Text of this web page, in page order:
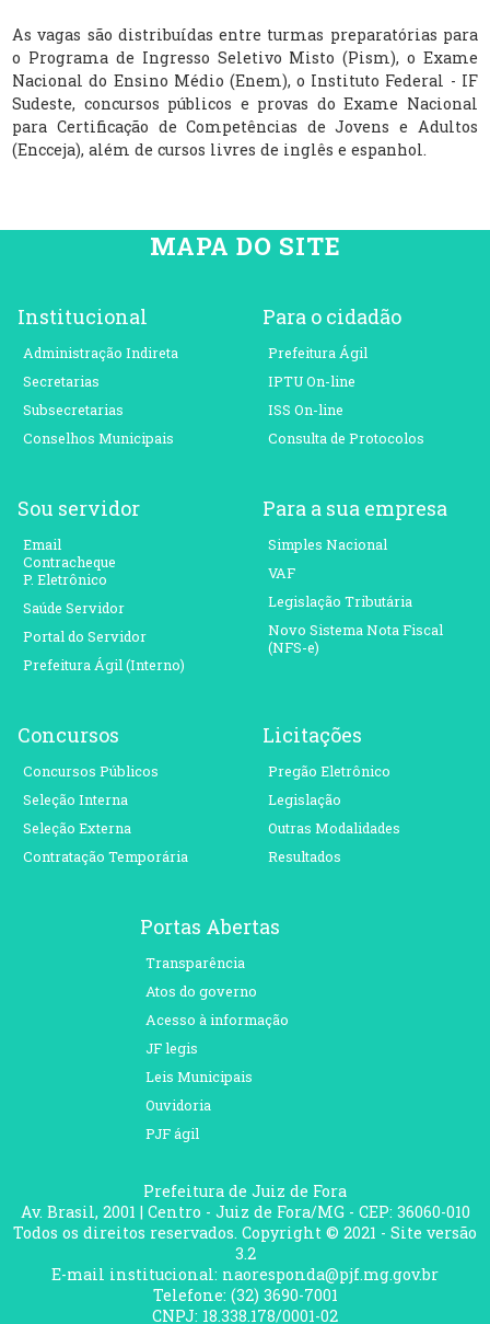
As vagas são distribuídas entre turmas preparatórias para
o Programa de Ingresso Seletivo Misto (Pism), o Exame
Nacional do Ensino Médio (Enem), o Instituto Federal - IF
Sudeste, concursos públicos e provas do Exame Nacional
para Certificação de Competências de Jovens e Adultos
(Encceja), além de cursos livres de inglês e espanhol.
MAPA DO SITE
Institucional
Administração Indireta
Secretarias
Subsecretarias
Conselhos Municipais
Para o cidadão
Prefeitura Ágil
IPTU On-line
ISS On-line
Consulta de Protocolos
Sou servidor
Email
Contracheque
P. Eletrônico
Saúde Servidor
Portal do Servidor
Prefeitura Ágil (Interno)
Para a sua empresa
Simples Nacional
VAF
Legislação Tributária
Novo Sistema Nota Fiscal
(NFS-e)
Concursos
Concursos Públicos
Seleção Interna
Seleção Externa
Contratação Temporária
Licitações
Pregão Eletrônico
Legislação
Outras Modalidades
Resultados
Portas Abertas
Transparência
Atos do governo
Acesso à informação
JF legis
Leis Municipais
Ouvidoria
PJF ágil
Prefeitura de Juiz de Fora
Av. Brasil, 2001 | Centro - Juiz de Fora/MG - CEP: 36060-010
Todos os direitos reservados. Copyright © 2021 - Site versão
3.2
E-mail institucional: naoresponda@pjf.mg.gov.br
Telefone: (32) 3690-7001
CNPJ: 18.338.178/0001-02